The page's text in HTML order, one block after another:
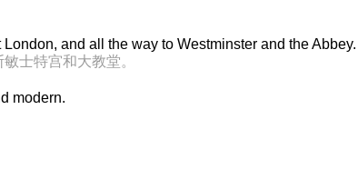
and all the way to Westminster and the Abbey.
士特宫和大教堂。
modern.